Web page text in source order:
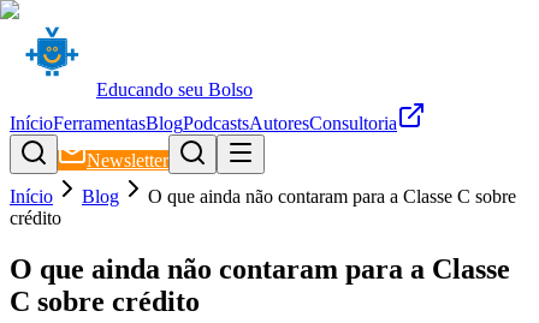
Educando seu Bolso
InícioFerramentasBlogPodcastsAutoresConsultoria
Newsletter
Início
Blog
O que ainda não contaram para a Classe C sobre
crédito
O que ainda não contaram para a Classe
C sobre crédito